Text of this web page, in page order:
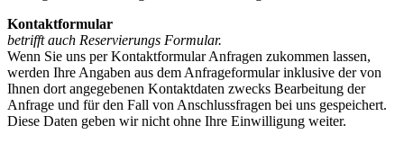
Kontaktformular
betrifft auch Reservierungs Formular.
Wenn Sie uns per Kontaktformular Anfragen zukommen lassen,
werden Ihre Angaben aus dem Anfrageformular inklusive der von
Ihnen dort angegebenen Kontaktdaten zwecks Bearbeitung der
Anfrage und für den Fall von Anschlussfragen bei uns gespeichert.
Diese Daten geben wir nicht ohne Ihre Einwilligung weiter.